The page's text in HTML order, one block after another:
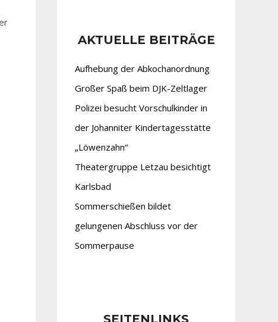
AKTUELLE BEITRÄGE
Aufhebung der Abkochanordnung
Großer Spaß beim DJK-Zeltlager
Polizei besucht Vorschulkinder in
der Johanniter Kindertagesstätte
„Löwenzahn“
Theatergruppe Letzau besichtigt
Karlsbad
Sommerschießen bildet
gelungenen Abschluss vor der
Sommerpause
SEITENLINKS